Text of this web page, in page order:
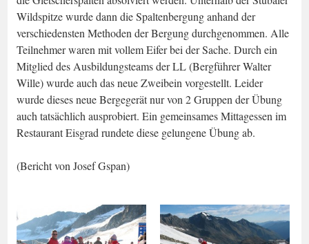
Wildspitze wurde dann die Spaltenbergung anhand der
verschiedensten Methoden der Bergung durchgenommen. Alle
Teilnehmer waren mit vollem Eifer bei der Sache. Durch ein
Mitglied des Ausbildungsteams der LL (Bergführer Walter
Wille) wurde auch das neue Zweibein vorgestellt. Leider
wurde dieses neue Bergegerät nur von 2 Gruppen der Übung
auch tatsächlich ausprobiert. Ein gemeinsames Mittagessen im
Restaurant Eisgrad rundete diese gelungene Übung ab.
(Bericht von Josef Gspan)